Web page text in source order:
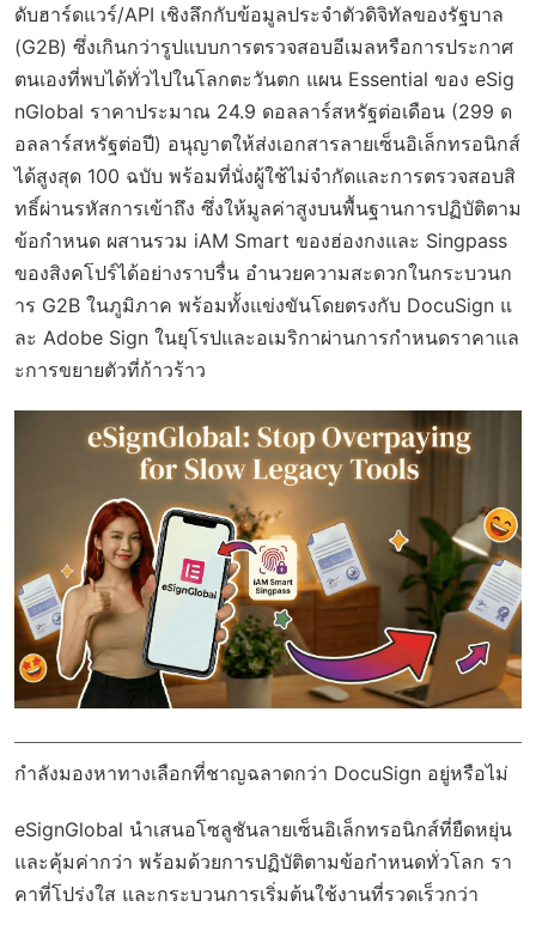
ดับฮาร์ดแวร์/API เชิงลึกกับข้อมูลประจำตัวดิจิทัลของรัฐบาล
(G2B) ซึ่งเกินกว่ารูปแบบการตรวจสอบอีเมลหรือการประกาศ
ตนเองที่พบได้ทั่วไปในโลกตะวันตก แผน Essential ของ eSig
nGlobal ราคาประมาณ 24.9 ดอลลาร์สหรัฐต่อเดือน (299 ด
อลลาร์สหรัฐต่อปี) อนุญาตให้ส่งเอกสารลายเซ็นอิเล็กทรอนิกส์
ได้สูงสุด 100 ฉบับ พร้อมที่นั่งผู้ใช้ไม่จำกัดและการตรวจสอบสิ
ทธิ์ผ่านรหัสการเข้าถึง ซึ่งให้มูลค่าสูงบนพื้นฐานการปฏิบัติตาม
ข้อกำหนด ผสานรวม iAM Smart ของฮ่องกงและ Singpass
ของสิงคโปร์ได้อย่างราบรื่น อำนวยความสะดวกในกระบวนก
าร G2B ในภูมิภาค พร้อมทั้งแข่งขันโดยตรงกับ DocuSign แ
ละ Adobe Sign ในยุโรปและอเมริกาผ่านการกำหนดราคาแล
ะการขยายตัวที่ก้าวร้าว
กำลังมองหาทางเลือกที่ชาญฉลาดกว่า DocuSign อยู่หรือไม่
eSignGlobal นำเสนอโซลูชันลายเซ็นอิเล็กทรอนิกส์ที่ยืดหยุ่น
และคุ้มค่ากว่า พร้อมด้วยการปฏิบัติตามข้อกำหนดทั่วโลก รา
คาที่โปร่งใส และกระบวนการเริ่มต้นใช้งานที่รวดเร็วกว่า